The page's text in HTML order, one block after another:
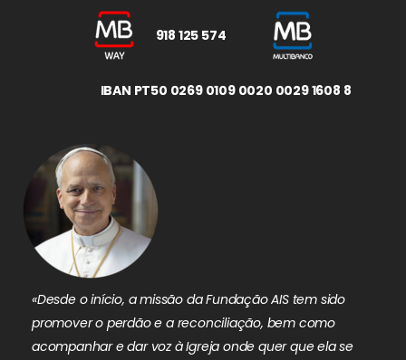
918 125 574
IBAN PT50 0269 0109 0020 0029 1608 8
«Desde o início, a missão da Fundação AIS tem sido
promover o perdão e a reconciliação, bem como
acompanhar e dar voz à Igreja onde quer que ela se